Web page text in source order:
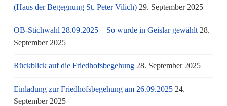
(Haus der Begegnung St. Peter Vilich) 29. September 2025
OB-Stichwahl 28.09.2025 – So wurde in Geislar gewählt 28.
September 2025
Rückblick auf die Friedhofsbegehung 28. September 2025
Einladung zur Friedhofsbegehung am 26.09.2025 24.
September 2025